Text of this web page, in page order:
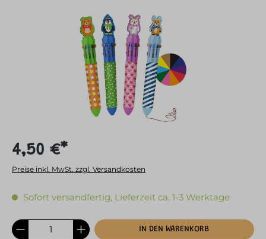
4,50 €*
Preise inkl. MwSt. zzgl. Versandkosten
Sofort versandfertig, Lieferzeit ca. 1-3 Werktage
IN DEN WARENKORB